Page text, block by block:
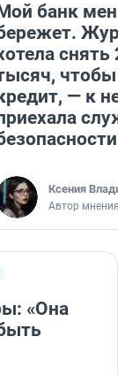
банк меня
снять
чтобы
— к
Ксения
Автор мнения
«Она